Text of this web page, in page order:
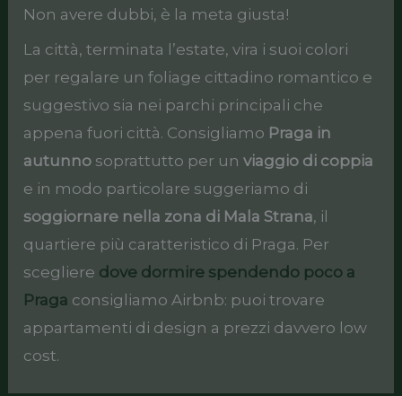
Non avere dubbi, è la meta giusta!
La città, terminata l’estate, vira i suoi colori
per regalare un foliage cittadino romantico e
suggestivo sia nei parchi principali che
appena fuori città. Consigliamo Praga in
autunno soprattutto per unviaggio di coppia
e in modo particolare suggeriamo di
soggiornare nella zona di Mala Strana, il
quartiere più caratteristico di Praga. Per
scegliere dove dormire spendendo poco a
Praga consigliamo Airbnb: puoi trovare
appartamenti di design a prezzi davvero low
cost.